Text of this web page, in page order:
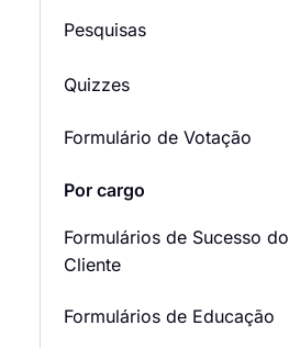
Pesquisas
Pesquisas de Satisfação
de Funcionários
Pesquisas de Avaliação
Pesquisas de Feedback
Quizzes
Formulário de Votação
Por cargo
Formulários de Sucesso do
Cliente
Formulários de Educação